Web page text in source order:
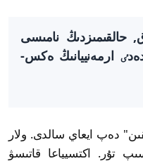
حالقىمىزدىڭ نامىسى
ارمەنييانىڭ ەكس-
دەپ ايعاي سالدى. ولار
تۇر. اكتسيياعا قاتىسۋ